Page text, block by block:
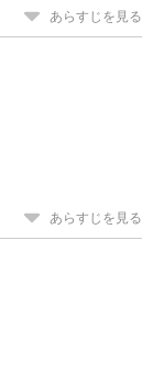
あらすじを見る
あらすじを見る